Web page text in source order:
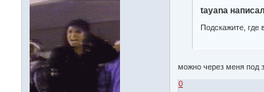
tayana
Подскажите, где
можно через меня под
0